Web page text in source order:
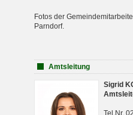
Fotos der
Parndorf.
Amtsleitung
Sigrid
Tel.Nr.